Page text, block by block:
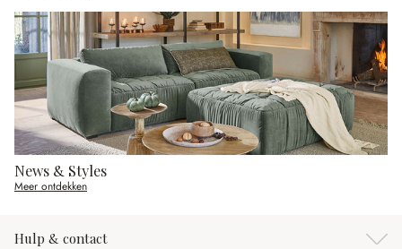
News & Styles
Meer ontdekken
Hulp & contact